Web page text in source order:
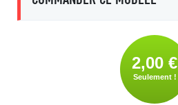
2,00 €
Seulement !